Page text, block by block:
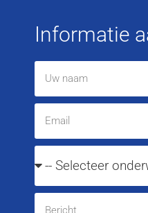
Informatie